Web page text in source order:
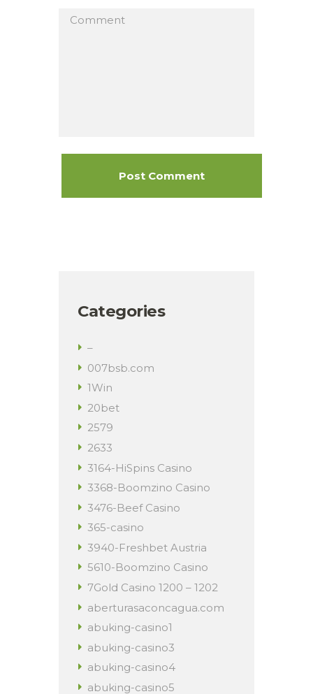
Categories
–
007bsb.com
1Win
20bet
2579
2633
3164-HiSpins Casino
3368-Boomzino Casino
3476-Beef Casino
365-casino
3940-Freshbet Austria
5610-Boomzino Casino
7Gold Casino 1200 – 1202
aberturasaconcagua.com
abuking-casino1
abuking-casino3
abuking-casino4
abuking-casino5